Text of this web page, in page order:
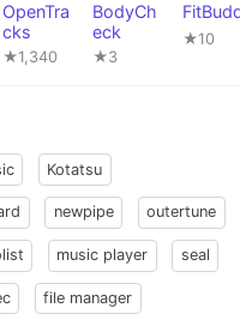
OpenTra
cks
★1,340
BodyCh
eck
★3
FitBuddy
★10
Kotatsu
newpipe outertune
music player seal
file manager